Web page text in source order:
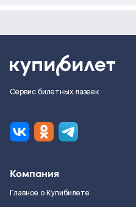
Сервис билетных лазеек
Компания
Главное о Купибилете